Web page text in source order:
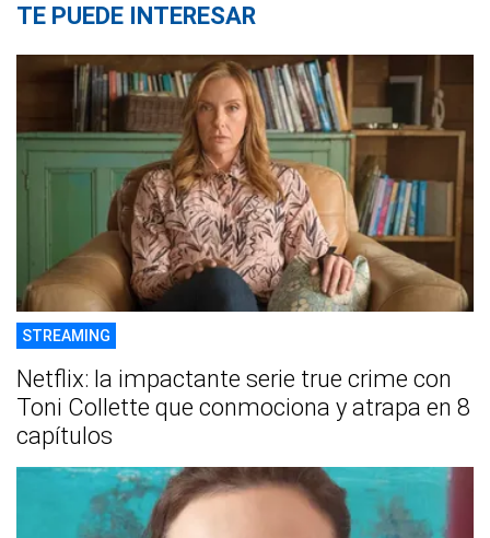
TE PUEDE INTERESAR
STREAMING
Netflix: la impactante serie true crime con
Toni Collette que conmociona y atrapa en 8
capítulos